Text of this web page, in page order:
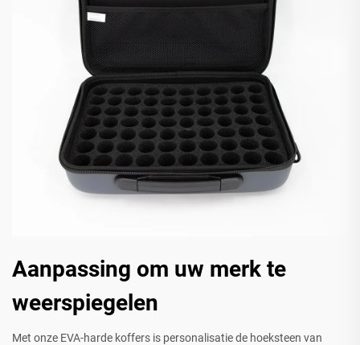
Aanpassing om uw merk te
weerspiegelen
Met onze EVA-harde koffers is personalisatie de hoeksteen van